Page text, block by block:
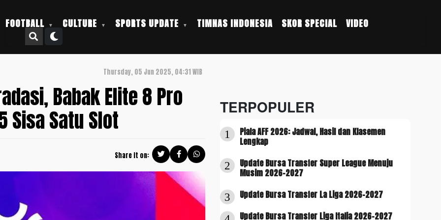
FOOTBALL CULTURE SPORTS UPDATE TIMNAS INDONESIA SKOR SPECIAL VIDEO
Thursday, 05 Jun 2025, 04:31 WIB
Babak Elite 8 Pro
Sisa Satu Slot
Share it on:
TERPOPULER
1
Piala AFF 2026: Jadwal, Hasil dan Klasemen
Lengkap
2
Update Bursa Transfer Super League Menuju
Musim 2026-2027
3 Update Bursa Transfer La Liga 2026-2027
Update Bursa Transfer Liga Italia 2026-2027